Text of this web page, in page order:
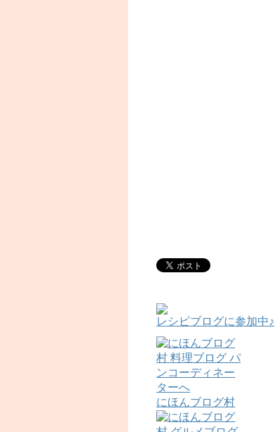
レシピブログに参加中♪
にほんブログ村